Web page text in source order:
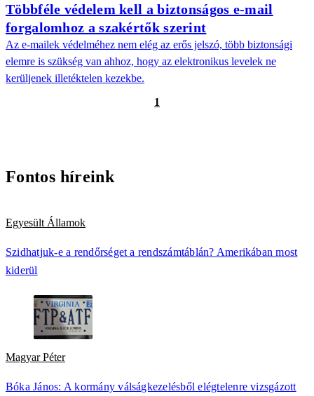
Többféle védelem kell a biztonságos e-mail
forgalomhoz a szakértők szerint
Az e-mailek védelméhez nem elég az erős jelszó, több biztonsági
elemre is szükség van ahhoz, hogy az elektronikus levelek ne
kerüljenek illetéktelen kezekbe.
1
Fontos híreink
Egyesült Államok
Szidhatjuk-e a rendőrséget a rendszámtáblán? Amerikában most
kiderül
Magyar Péter
Bóka János: A kormány válságkezelésből elégtelenre vizsgázott